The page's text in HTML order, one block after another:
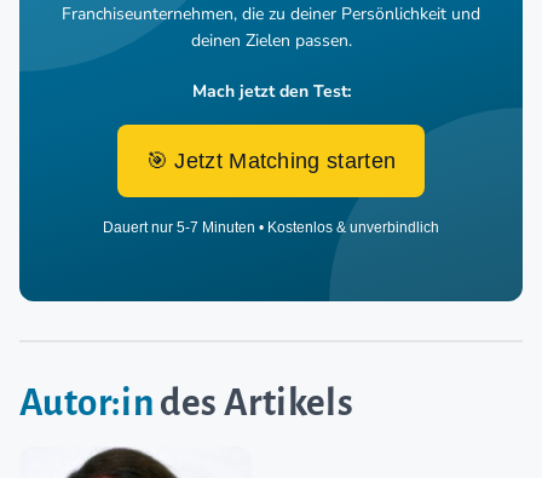
Franchiseunternehmen, die zu deiner Persönlichkeit und
deinen Zielen passen.
Mach jetzt den Test:
🎯 Jetzt Matching starten
Dauert nur 5-7 Minuten • Kostenlos & unverbindlich
Autor:in des Artikels